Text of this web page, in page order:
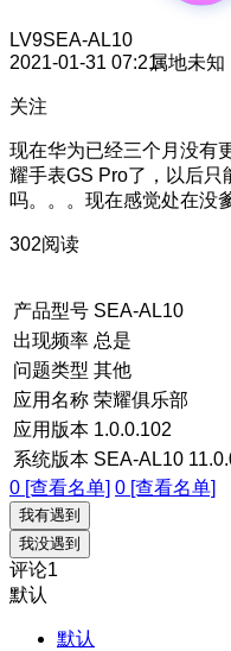
LV9SEA-AL10
2021-01-31 07:21属地未知
关注
现在华为已经三个月没有
耀手表GS Pro了，以后
吗。。。现在感觉处在没
302阅读
产品型号 SEA-AL10
出现频率 总是
问题类型 其他
应用名称 荣耀俱乐部
应用版本 1.0.0.102
系统版本 SEA-AL10
0 [查看名单] 0 [查看名单]
我有遇到
我没遇到
评论1
默认
默认